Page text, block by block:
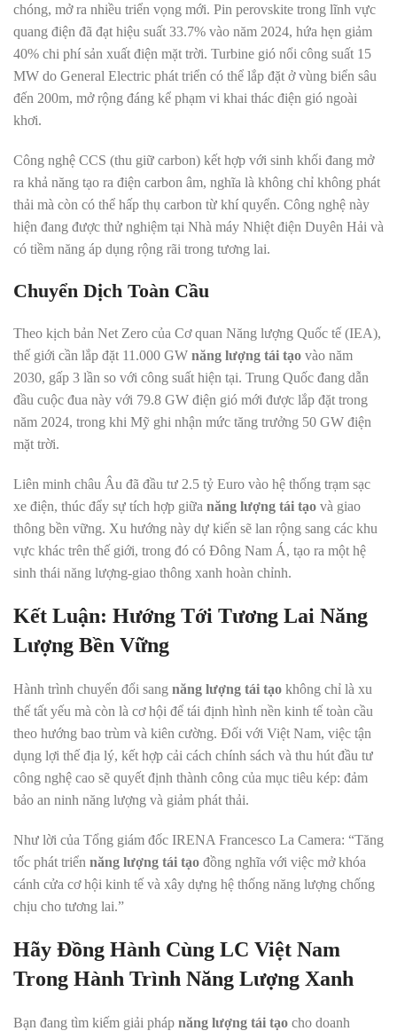
chóng, mở ra nhiều triển vọng mới. Pin perovskite trong lĩnh vực
quang điện đã đạt hiệu suất 33.7% vào năm 2024, hứa hẹn giảm
40% chi phí sản xuất điện mặt trời. Turbine gió nổi công suất 15
MW do General Electric phát triển có thể lắp đặt ở vùng biển sâu
đến 200m, mở rộng đáng kể phạm vi khai thác điện gió ngoài
khơi.
Công nghệ CCS (thu giữ carbon) kết hợp với sinh khối đang mở
ra khả năng tạo ra điện carbon âm, nghĩa là không chỉ không phát
thải mà còn có thể hấp thụ carbon từ khí quyển. Công nghệ này
hiện đang được thử nghiệm tại Nhà máy Nhiệt điện Duyên Hải và
có tiềm năng áp dụng rộng rãi trong tương lai.
Chuyển Dịch Toàn Cầu
Theo kịch bản Net Zero của Cơ quan Năng lượng Quốc tế (IEA),
thế giới cần lắp đặt 11.000 GW năng lượng tái tạo vào năm
2030, gấp 3 lần so với công suất hiện tại. Trung Quốc đang dẫn
đầu cuộc đua này với 79.8 GW điện gió mới được lắp đặt trong
năm 2024, trong khi Mỹ ghi nhận mức tăng trưởng 50 GW điện
mặt trời.
Liên minh châu Âu đã đầu tư 2.5 tỷ Euro vào hệ thống trạm sạc
xe điện, thúc đẩy sự tích hợp giữa năng lượng tái tạo và giao
thông bền vững. Xu hướng này dự kiến sẽ lan rộng sang các khu
vực khác trên thế giới, trong đó có Đông Nam Á, tạo ra một hệ
sinh thái năng lượng-giao thông xanh hoàn chỉnh.
Kết Luận: Hướng Tới Tương Lai Năng
Lượng Bền Vững
Hành trình chuyển đổi sang năng lượng tái tạo không chỉ là xu
thế tất yếu mà còn là cơ hội để tái định hình nền kinh tế toàn cầu
theo hướng bao trùm và kiên cường. Đối với Việt Nam, việc tận
dụng lợi thế địa lý, kết hợp cải cách chính sách và thu hút đầu tư
công nghệ cao sẽ quyết định thành công của mục tiêu kép: đảm
bảo an ninh năng lượng và giảm phát thải.
Như lời của Tổng giám đốc IRENA Francesco La Camera: “Tăng
tốc phát triển năng lượng tái tạo đồng nghĩa với việc mở khóa
cánh cửa cơ hội kinh tế và xây dựng hệ thống năng lượng chống
chịu cho tương lai.”
Hãy Đồng Hành Cùng LC Việt Nam
Trong Hành Trình Năng Lượng Xanh
Bạn đang tìm kiếm giải pháp năng lượng tái tạo cho doanh